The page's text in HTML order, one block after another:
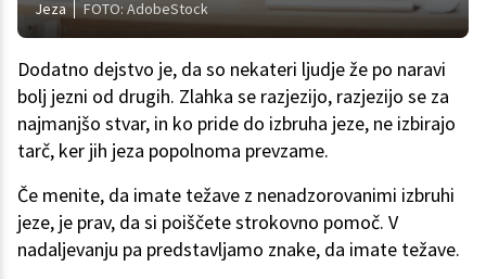
Jeza FOTO: AdobeStock
Dodatno dejstvo je, da so nekateri ljudje že po naravi
bolj jezni od drugih. Zlahka se razjezijo, razjezijo se za
najmanjšo stvar, in ko pride do izbruha jeze, ne izbirajo
tarč, ker jih jeza popolnoma prevzame.
Če menite, da imate težave z nenadzorovanimi izbruhi
jeze, je prav, da si poiščete strokovno pomoč. V
nadaljevanju pa predstavljamo znake, da imate težave.